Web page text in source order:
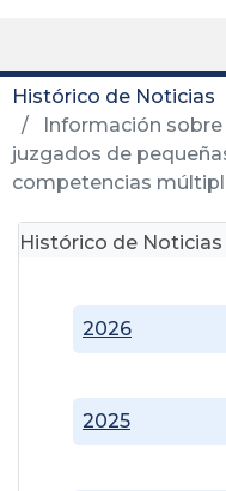
Histórico de Noticias
Información
juzgados de
competencias
Histórico de Noticias
2025
2026